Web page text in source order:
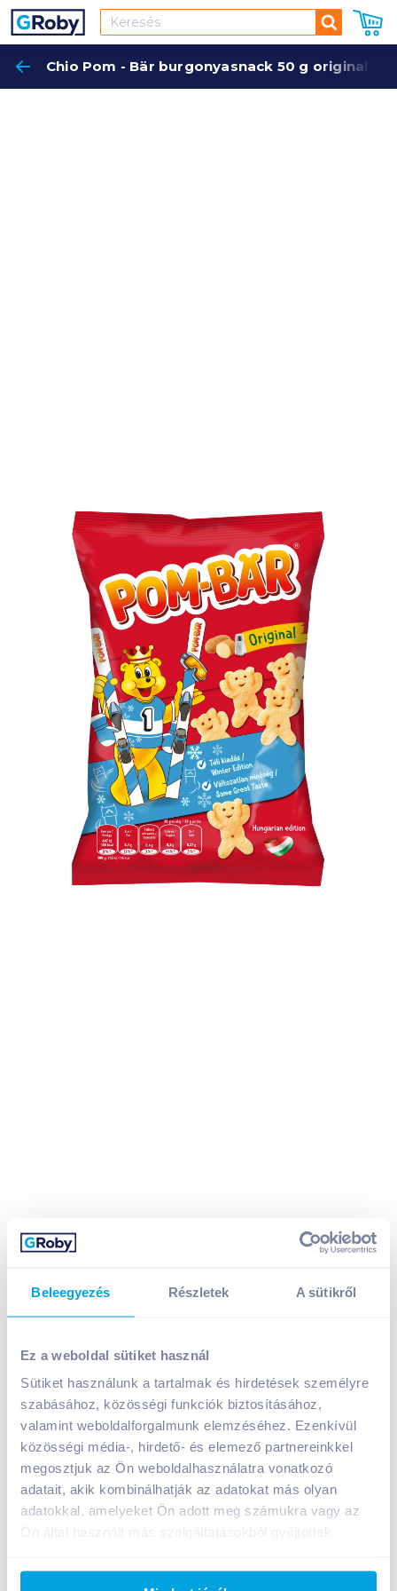
Beleegyezés Részletek A sütikről
Ez a weboldal sütiket használ
Sütiket használunk a tartalmak és hirdetések személyre
szabásához, közösségi funkciók biztosításához,
valamint weboldalforgalmunk elemzéséhez. Ezenkívül
közösségi média-, hirdető- és elemező partnereinkkel
megosztjuk az Ön weboldalhasználatra vonatkozó
adatait, akik kombinálhatják az adatokat más olyan
adatokkal, amelyeket Ön adott meg számukra vagy az
Keresés
Chio Pom - Bär burgonyasnack 50 g original
Chio Pom - Bär burgonyasnack 50 g original
Nettó eladási ár: 423Ft /db(18% áfa)
KosárbaKosárba
1 karton = 18 db
+1 karton a kosárba